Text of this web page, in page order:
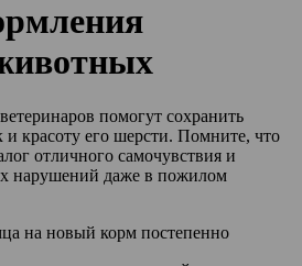
помогут сохранить
и красоту его шерсти. Помните, что
отличного самочувствия и
нарушений даже в пожилом
на новый корм постепенно